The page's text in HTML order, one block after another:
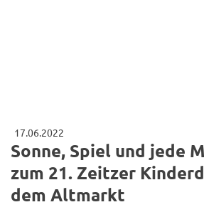
17.06.2022
Sonne, Spiel und jede
zum 21. Zeitzer
dem Altmarkt